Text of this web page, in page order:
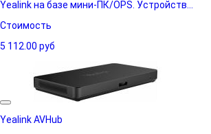
Yealink на базе мини-ПК/OPS. Устройств...
Стоимость
5 112.00 руб
Yealink AVHub